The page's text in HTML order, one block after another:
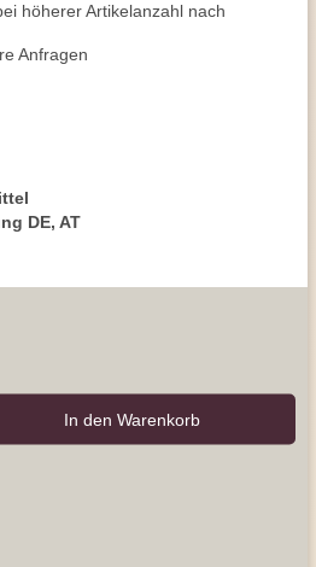
höherer Artikelanzahl nach
Anfragen
DE, AT
In den Warenkorb